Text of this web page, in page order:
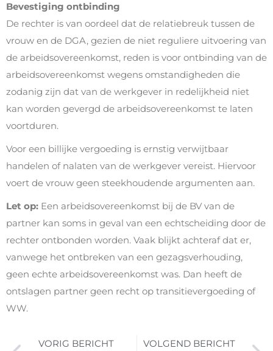
Bevestiging ontbinding
De rechter is van oordeel dat de relatiebreuk tussen de
vrouw en de DGA, gezien de niet reguliere uitvoering van
de arbeidsovereenkomst, reden is voor ontbinding van de
arbeidsovereenkomst wegens omstandigheden die
zodanig zijn dat van de werkgever in redelijkheid niet
kan worden gevergd de arbeidsovereenkomst te laten
voortduren.
Voor een billijke vergoeding is ernstig verwijtbaar
handelen of nalaten van de werkgever vereist. Hiervoor
voert de vrouw geen steekhoudende argumenten aan.
Let op: Een arbeidsovereenkomst bij de BV van de
partner kan soms in geval van een echtscheiding door de
rechter ontbonden worden. Vaak blijkt achteraf dat er,
vanwege het ontbreken van een gezagsverhouding,
geen echte arbeidsovereenkomst was. Dan heeft de
ontslagen partner geen recht op transitievergoeding of
WW.
VORIG BERICHT VOLGEND BERICHT